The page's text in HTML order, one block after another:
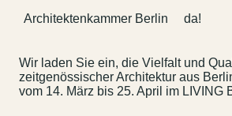
Architektenkammer Berlin da!
Wir laden Sie ein, die Vielfalt und
zeitgenössischer Architektur aus
vom 14. März bis 25. April im LIVING